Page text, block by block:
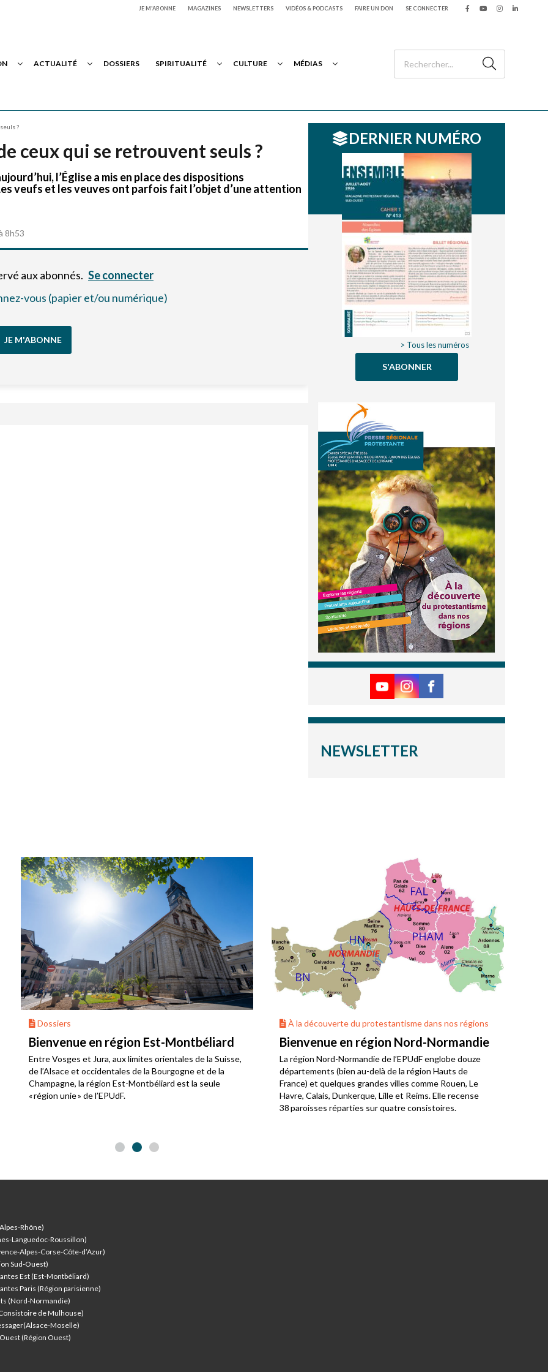
JE M'ABONNE MAGAZINES NEWSLETTERS VIDÉOS & PODCASTS FAIRE UN DON SE CONNECTER
ACTUALITÉ DOSSIERS SPIRITUALITÉ CULTURE MÉDIAS
?
ceux qui se retrouvent seuls ?
l’Église a mis en place des dispositions
veufs et les veuves ont parfois fait l’objet d’une attention
8h53
aux abonnés. Se connecter
vous (papier et/ou numérique)
JE M'ABONNE
DERNIER NUMÉRO
> Tous les numéros
S'ABONNER
NEWSLETTER
Dossiers
Bienvenue en région Est-Montbéliard
Entre Vosges et Jura, aux limites orientales de la Suisse,
de l’Alsace et occidentales de la Bourgogne et de la
Champagne, la région Est-Montbéliard est la seule
« région unie » de l’EPUdF.
À la découverte du protestantisme dans nos régions
Bienvenue en région Nord-Normandie
La région Nord-Normandie de l’EPUdF englobe douze
départements (bien au-delà de la région Hauts de
France) et quelques grandes villes comme Rouen, Le
Havre, Calais, Dunkerque, Lille et Reims. Elle recense
38 paroisses réparties sur quatre consistoires.
Rhône)
Languedoc-Roussillon)
Alpes-Corse-Côte-d’Azur)
Sud-Ouest)
Est (Est-Montbéliard)
Paris (Région parisienne)
(Nord-Normandie)
de Mulhouse)
Moselle)
(Région Ouest)